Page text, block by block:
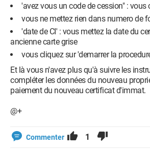
'avez vous un code de cession" : vous
vous ne mettez rien dans numero de
'date de CI' : vous mettez la date du
ancienne carte grise
vous cliquez sur 'demarrer la
Et là vous n'avez plus qu'à suivre les
compléter les données du nouveau
paiement du nouveau certificat d'immat.
@+
Commenter 1